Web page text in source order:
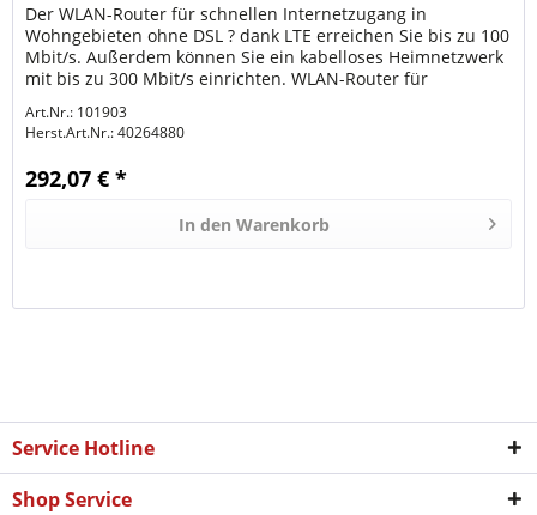
Der WLAN-Router für schnellen Internetzugang in
Wohngebieten ohne DSL ? dank LTE erreichen Sie bis zu 100
Mbit/s. Außerdem können Sie ein kabelloses Heimnetzwerk
mit bis zu 300 Mbit/s einrichten. WLAN-Router für
Art.Nr.: 101903
Herst.Art.Nr.:40264880
292,07 € *
In den Warenkorb
Service Hotline
Shop Service